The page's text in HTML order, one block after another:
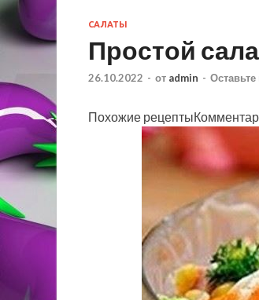
САЛАТЫ
Простой
26.10.2022 - от admin -
Похожие